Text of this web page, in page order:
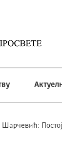
Шарчевић: